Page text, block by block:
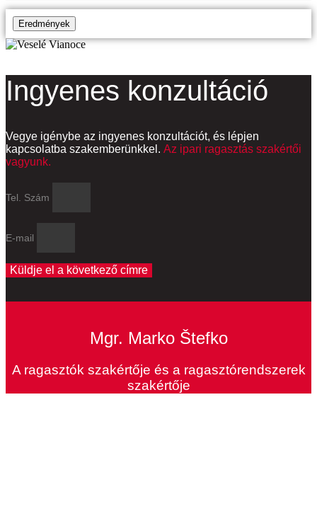
Eredmények
Ingyenes konzultáció
Vegye igénybe az ingyenes konzultációt, és lépjen
kapcsolatba szakemberünkkel. Az ipari ragasztás szakértői
vagyunk.
Tel. Szám
E-mail
Küldje el a következő címre
Mgr. Marko Štefko
A ragasztók szakértője és a ragasztórendszerek
szakértője